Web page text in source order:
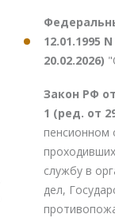
12.01.1995
20.02.2026)
Закон РФ от
1 (ред. от
пенсионном
службу в
дел,